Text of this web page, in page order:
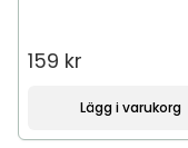
159 kr
Lägg i varukorg